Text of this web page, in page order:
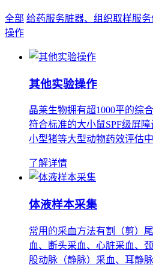
全部 给药服务脏器、组织取样服务
操作
其他实验操作
晶莱生物拥有超1000平的综
符合标准的大小鼠SPF级屏
小型猪等大型动物药效评估中
了解详情
体液样本采集
常用的采血方法有割（剪）
血、断头采血、心脏采血、
股动脉（静脉）采血、耳静